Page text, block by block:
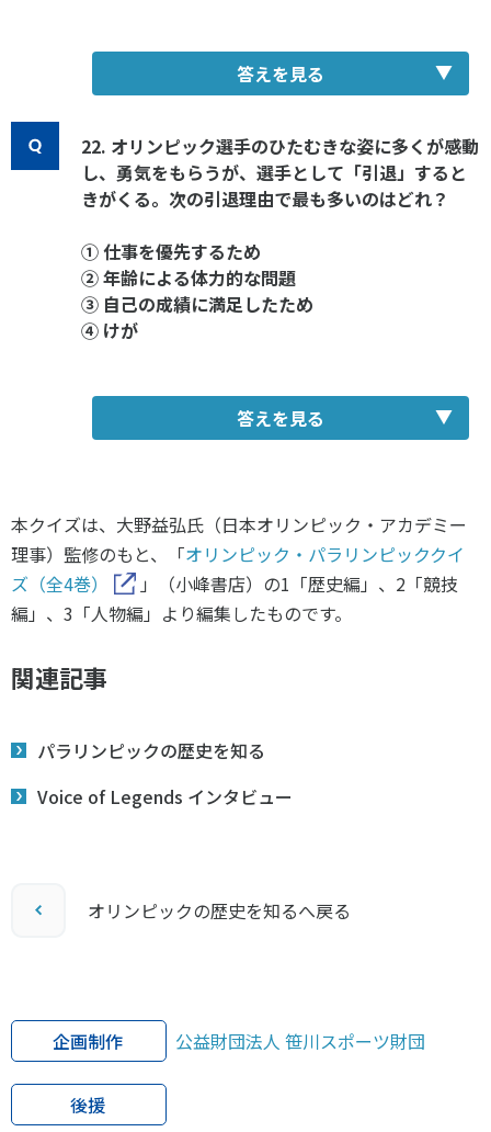
答えを見る
22. オリンピック選手のひたむきな姿に多くが感動
し、勇気をもらうが、選手として「引退」すると
きがくる。次の引退理由で最も多いのはどれ？
① 仕事を優先するため
② 年齢による体力的な問題
③ 自己の成績に満足したため
④ けが
答えを見る
本クイズは、大野益弘氏（日本オリンピック・アカデミー
理事）監修のもと、「オリンピック・パラリンピッククイ
ズ（全4巻）
」（小峰書店）の1「歴史編」、2「競技
編」、3「人物編」より編集したものです。
関連記事
パラリンピックの歴史を知る
Voice of Legends インタビュー
オリンピックの歴史を知るへ戻る
企画制作 公益財団法人 笹川スポーツ財団
後援